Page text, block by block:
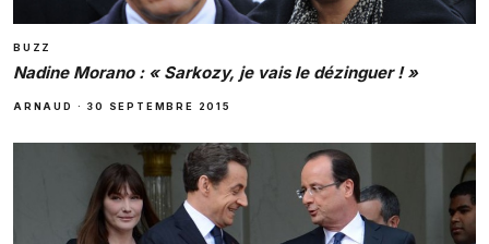
BUZZ
Nadine Morano : « Sarkozy, je vais le dézinguer ! »
ARNAUD · 30 SEPTEMBRE 2015